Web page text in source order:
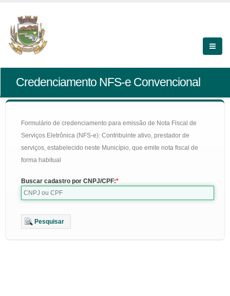
Credenciamento NFS-e Convencional
Formulário de credenciamento para emissão de Nota Fiscal de
Serviços Eletrônica (NFS-e): Contribuinte ativo, prestador de
serviços, estabelecido neste Município, que emite nota fiscal de
forma habitual
Buscar cadastro por CNPJ/CPF:
Pesquisar